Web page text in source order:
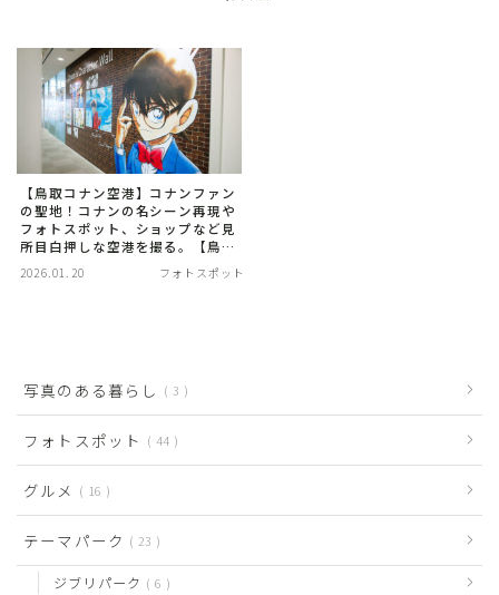
【鳥取コナン空港】コナンファン
の聖地！コナンの名シーン再現や
フォトスポット、ショップなど見
所目白押しな空港を撮る。【鳥取
県】
2026.01.20 フォトスポット
写真のある暮らし 3
フォトスポット 44
グルメ 16
テーマパーク 23
ジブリパーク 6